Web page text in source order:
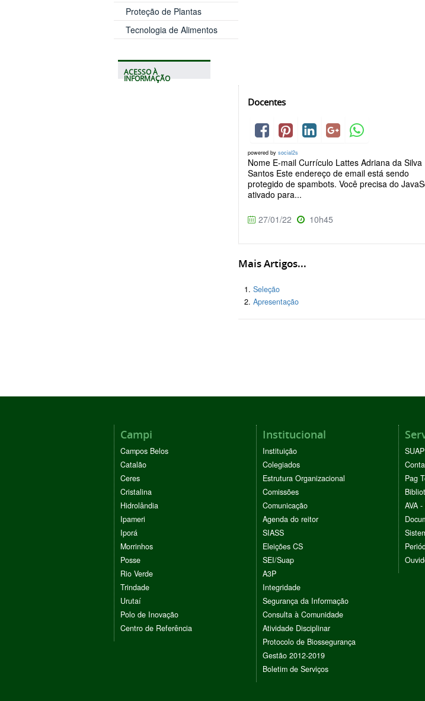
Proteção de Plantas
Tecnologia de Alimentos
ACESSO À
INFORMAÇÃO
Docentes
powered by social2s
Nome E-mail Currículo Lattes Adriana da Silva
Santos Este endereço de email está sendo
protegido de spambots. Você precisa do
ativado para...
27/01/22 10h45
Mais Artigos...
Seleção
Apresentação
Campi
Campos Belos
Catalão
Ceres
Cristalina
Hidrolândia
Ipameri
Iporá
Morrinhos
Posse
Rio Verde
Trindade
Urutaí
Polo de Inovação
Centro de Referência
Institucional
Instituição
Colegiados
Estrutura Organizacional
Comissões
Comunicação
Agenda do reitor
SIASS
Eleições CS
SEI/Suap
A3P
Integridade
Segurança da Informação
Consulta à Comunidade
Atividade Disciplinar
Protocolo de Biossegurança
Gestão 2012-2019
Boletim de Serviços
SUAP
Pag
AVA